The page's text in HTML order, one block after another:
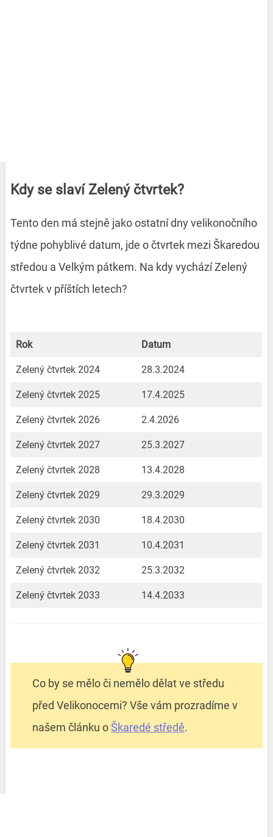
Kdy se slaví Zelený čtvrtek?
Tento den má stejně jako ostatní dny velikonočního
týdne pohyblivé datum, jde o čtvrtek mezi Škaredou
středou a Velkým pátkem. Na kdy vychází Zelený
čtvrtek v příštích letech?
Rok Datum
Zelený čtvrtek 2024 28.3.2024
Zelený čtvrtek 2025 17.4.2025
Zelený čtvrtek 2026 2.4.2026
Zelený čtvrtek 2027 25.3.2027
Zelený čtvrtek 2028 13.4.2028
Zelený čtvrtek 2029 29.3.2029
Zelený čtvrtek 2030 18.4.2030
Zelený čtvrtek 2031 10.4.2031
Zelený čtvrtek 2032 25.3.2032
Zelený čtvrtek 2033 14.4.2033
Co by se mělo či nemělo dělat ve středu
před Velikonocemi? Vše vám prozradíme v
našem článku oŠkaredé středě.